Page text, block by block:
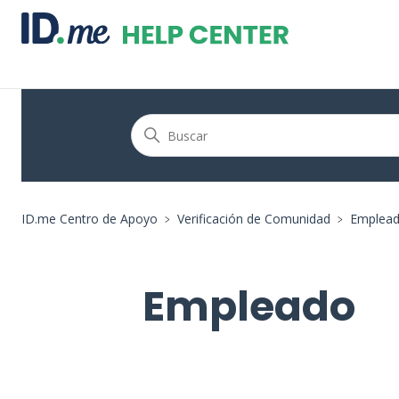
ID.me Centro de Apoyo Verificación de Comunidad
Empleado